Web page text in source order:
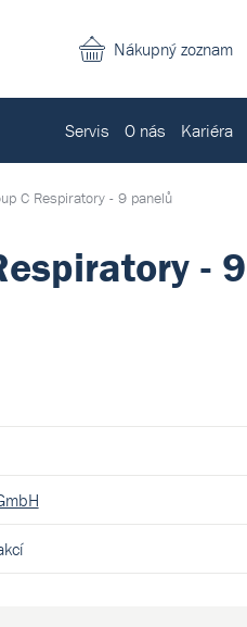
Nákupný zoznam
Servis O nás Kariéra
C Respiratory - 9 panelů
- 9